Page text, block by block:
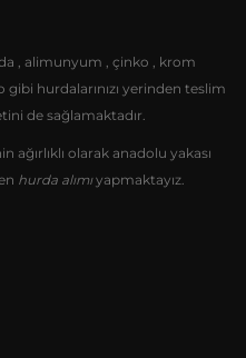
, alimunyum , çinko , krom
gibi hurdalarınızı yerinden teslim
de sağlamaktadır.
ağırlıklı olarak anadolu yakası
hurda alımıyapmaktayız.